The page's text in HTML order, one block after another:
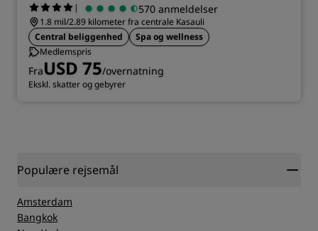
| 570 anmeldelser
1.8 mil/2.89 kilometer fra centrale Kasauli
Central beliggenhed
Spa og wellness
Medlemspris
FraUSD 75/overnatning
Ekskl. skatter og gebyrer
Populære rejsemål
Amsterdam
Bangkok